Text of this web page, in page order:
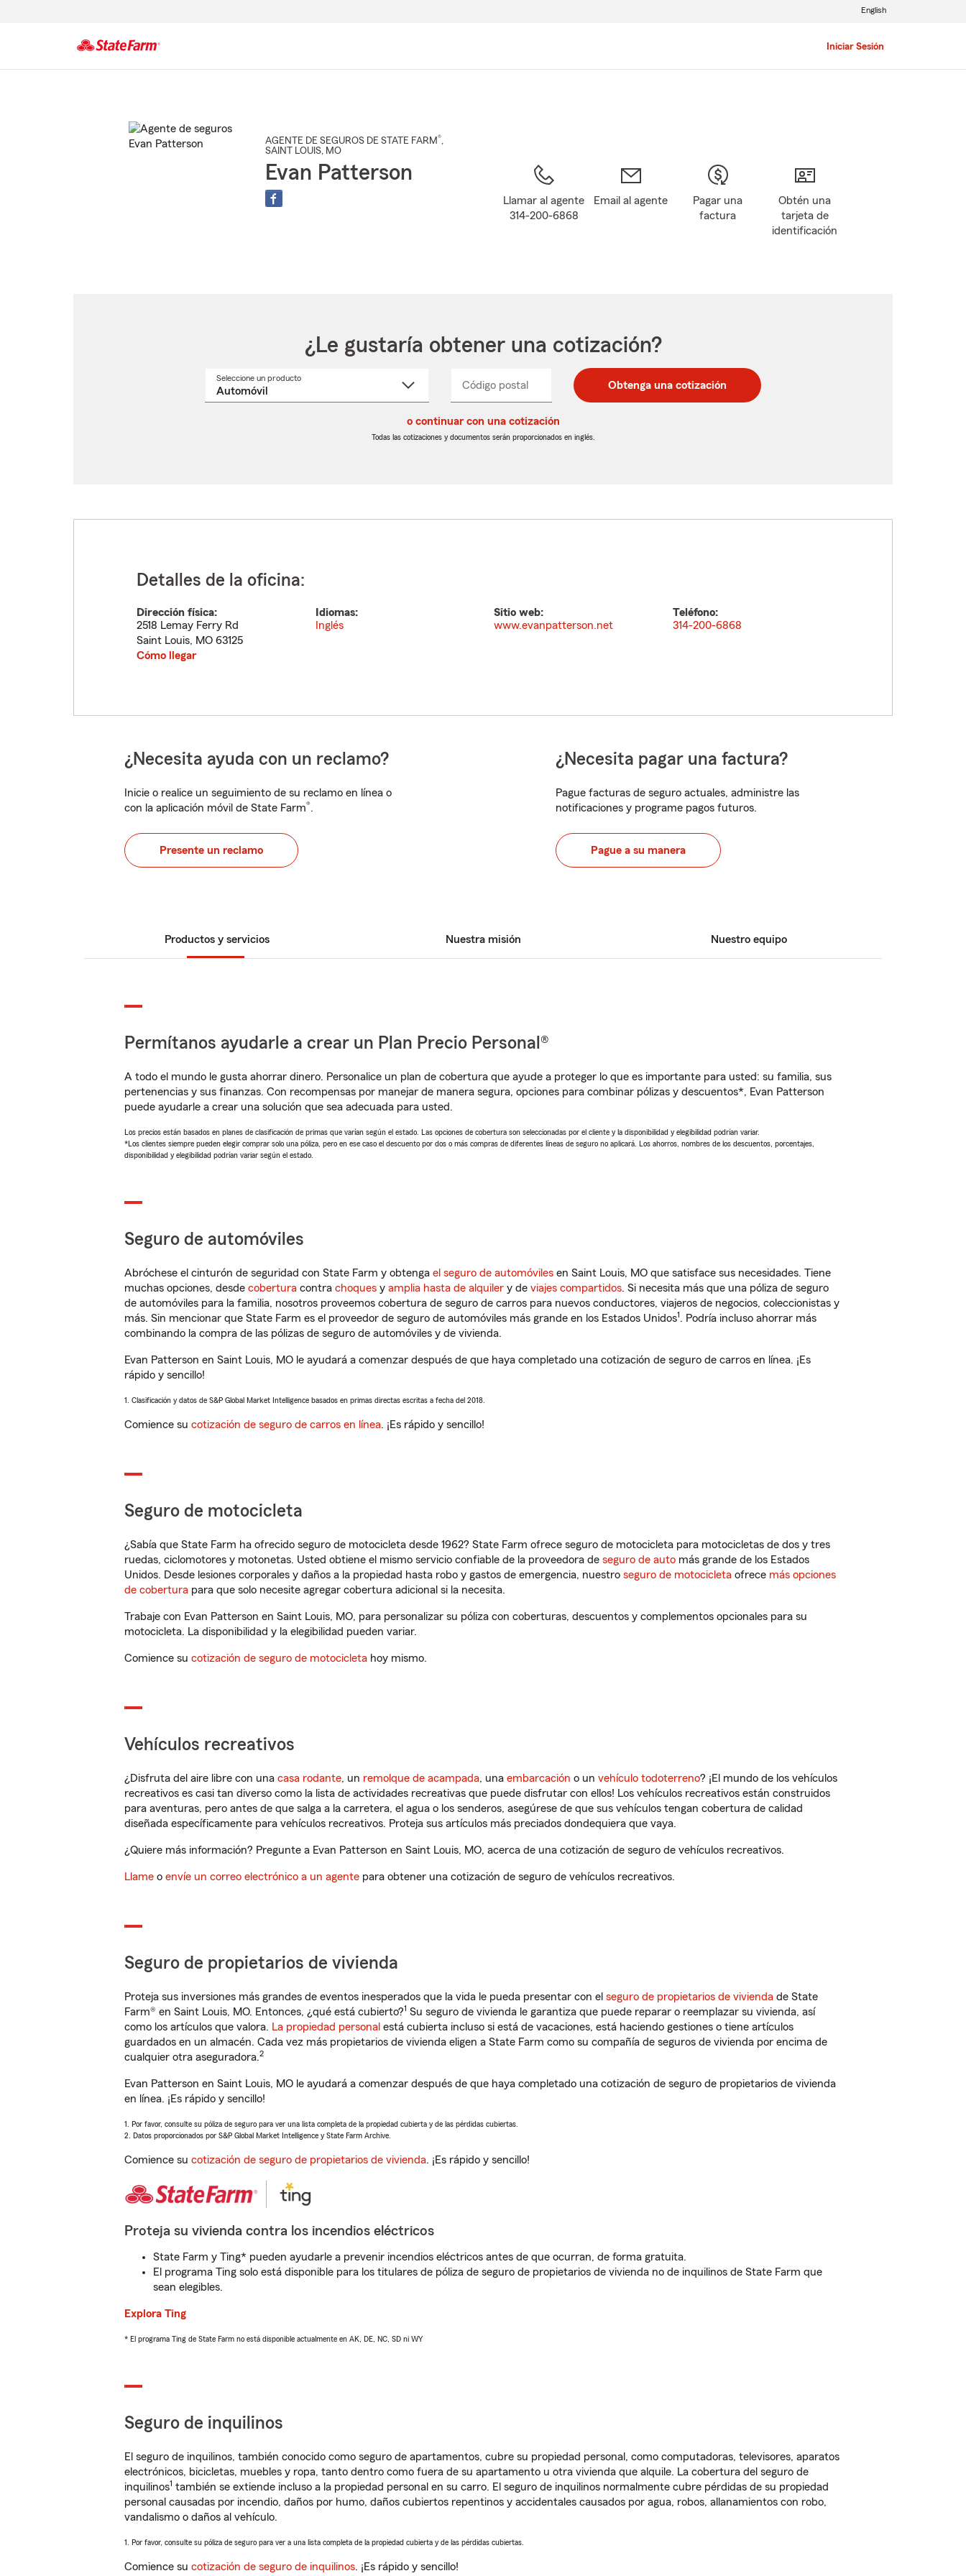
Iniciar Sesión
English
AGENTE DE SEGUROS DE STATE FARM®,
SAINT LOUIS, MO
Evan Patterson
Llamar al agente
314-200-6868
Email al agente
Pagar una
factura
Obtén una
tarjeta de
identificación
¿Le gustaría obtener una cotización?
Seleccione un productoSeleccione
Código postal
postal
de
postal
de
_____ Obtenga una cotización
o continuar con una cotización
Todas las cotizaciones y documentos serán proporcionados en inglés.
Detalles de la oficina:
Dirección física:
2518 Lemay Ferry Rd
Saint Louis, MO 63125
Cómo llegar
Idiomas:
Inglés
Sitio web:
www.evanpatterson.net
Teléfono:
314-200-6868
¿Necesita ayuda con un reclamo?
Inicie o realice un seguimiento de su reclamo en línea o
con la aplicación móvil de State Farm®.
Presente un reclamo
¿Necesita pagar una factura?
Pague facturas de seguro actuales, administre las
notificaciones y programe pagos futuros.
Pague a su manera
Productos y servicios Nuestra misión Nuestro equipo
Permítanos ayudarle a crear un Plan Precio Personal®
A todo el mundo le gusta ahorrar dinero. Personalice un plan de cobertura que ayude a proteger lo que es importante para usted: su familia, sus
pertenencias y sus finanzas. Con recompensas por manejar de manera segura, opciones para combinar pólizas y descuentos*, Evan Patterson
puede ayudarle a crear una solución que sea adecuada para usted.
Los precios están basados en planes de clasificación de primas que varían según el estado. Las opciones de cobertura son seleccionadas por el cliente y la disponibilidad y elegibilidad podrían variar.
*Los clientes siempre pueden elegir comprar solo una póliza, pero en ese caso el descuento por dos o más compras de diferentes líneas de seguro no aplicará. Los ahorros, nombres de los descuentos, porcentajes,
disponibilidad y elegibilidad podrían variar según el estado.
Seguro de automóviles
Abróchese el cinturón de seguridad con State Farm y obtenga el seguro de automóviles en Saint Louis, MO que satisface sus necesidades. Tiene
muchas opciones, desde cobertura contra choques y amplia hasta de alquiler y de viajes compartidos. Si necesita más que una póliza de seguro
de automóviles para la familia, nosotros proveemos cobertura de seguro de carros para nuevos conductores, viajeros de negocios, coleccionistas y
más. Sin mencionar que State Farm es el proveedor de seguro de automóviles más grande en los Estados Unidos1. Podría incluso ahorrar más
combinando la compra de las pólizas de seguro de automóviles y de vivienda.
Evan Patterson en Saint Louis, MO le ayudará a comenzar después de que haya completado una cotización de seguro de carros en línea. ¡Es
rápido y sencillo!
1. Clasificación y datos de S&P Global Market Intelligence basados en primas directas escritas a fecha del 2018.
Comience su cotización de seguro de carros en línea. ¡Es rápido y sencillo!
Seguro de motocicleta
¿Sabía que State Farm ha ofrecido seguro de motocicleta desde 1962? State Farm ofrece seguro de motocicleta para motocicletas de dos y tres
ruedas, ciclomotores y motonetas. Usted obtiene el mismo servicio confiable de la proveedora de seguro de auto más grande de los Estados
Unidos. Desde lesiones corporales y daños a la propiedad hasta robo y gastos de emergencia, nuestro seguro de motocicleta ofrece más opciones
de cobertura para que solo necesite agregar cobertura adicional si la necesita.
Trabaje con Evan Patterson en Saint Louis, MO, para personalizar su póliza con coberturas, descuentos y complementos opcionales para su
motocicleta. La disponibilidad y la elegibilidad pueden variar.
Comience su cotización de seguro de motocicleta hoy mismo.
Vehículos recreativos
¿Disfruta del aire libre con una casa rodante, un remolque de acampada, una embarcación o un vehículo todoterreno? ¡El mundo de los vehículos
recreativos es casi tan diverso como la lista de actividades recreativas que puede disfrutar con ellos! Los vehículos recreativos están construidos
para aventuras, pero antes de que salga a la carretera, el agua o los senderos, asegúrese de que sus vehículos tengan cobertura de calidad
diseñada específicamente para vehículos recreativos. Proteja sus artículos más preciados dondequiera que vaya.
¿Quiere más información? Pregunte a Evan Patterson en Saint Louis, MO, acerca de una cotización de seguro de vehículos recreativos.
Llame o envíe un correo electrónico a un agente para obtener una cotización de seguro de vehículos recreativos.
Seguro de propietarios de vivienda
Proteja sus inversiones más grandes de eventos inesperados que la vida le pueda presentar con el seguro de propietarios de vivienda de State
Farm® en Saint Louis, MO. Entonces, ¿qué está cubierto?1 Su seguro de vivienda le garantiza que puede reparar o reemplazar su vivienda, así
como los artículos que valora. La propiedad personal está cubierta incluso si está de vacaciones, está haciendo gestiones o tiene artículos
guardados en un almacén. Cada vez más propietarios de vivienda eligen a State Farm como su compañía de seguros de vivienda por encima de
cualquier otra aseguradora.2
Evan Patterson en Saint Louis, MO le ayudará a comenzar después de que haya completado una cotización de seguro de propietarios de vivienda
en línea. ¡Es rápido y sencillo!
1. Por favor, consulte su póliza de seguro para ver una lista completa de la propiedad cubierta y de las pérdidas cubiertas.
2. Datos proporcionados por S&P Global Market Intelligence y State Farm Archive.
Comience su cotización de seguro de propietarios de vivienda. ¡Es rápido y sencillo!
Proteja su vivienda contra los incendios eléctricos
State Farm y Ting* pueden ayudarle a prevenir incendios eléctricos antes de que ocurran, de forma gratuita.
El programa Ting solo está disponible para los titulares de póliza de seguro de propietarios de vivienda no de inquilinos de State Farm que
sean elegibles.
Explora Ting
* El programa Ting de State Farm no está disponible actualmente en AK, DE, NC, SD ni WY
Seguro de inquilinos
El seguro de inquilinos, también conocido como seguro de apartamentos, cubre su propiedad personal, como computadoras, televisores, aparatos
electrónicos, bicicletas, muebles y ropa, tanto dentro como fuera de su apartamento u otra vivienda que alquile. La cobertura del seguro de
inquilinos1 también se extiende incluso a la propiedad personal en su carro. El seguro de inquilinos normalmente cubre pérdidas de su propiedad
personal causadas por incendio, daños por humo, daños cubiertos repentinos y accidentales causados por agua, robos, allanamientos con robo,
vandalismo o daños al vehículo.
1. Por favor, consulte su póliza de seguro para ver a una lista completa de la propiedad cubierta y de las pérdidas cubiertas.
Comience su cotización de seguro de inquilinos. ¡Es rápido y sencillo!